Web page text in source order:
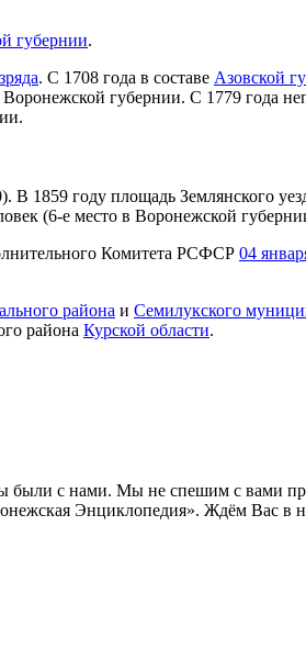
губернии.
. С 1708 года в составе Азовской
губернии. С 1779 года
В 1859 году площадь Землянского
(6-е место в Воронежской
Комитета РСФСР 04
района и Семилукского
района Курской области.
были с нами. Мы не спешим с вами
Энциклопедия». Ждём Вас в